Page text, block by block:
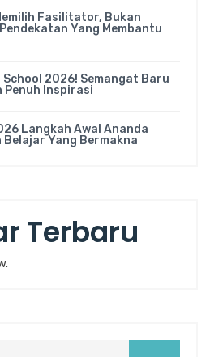
Fasilitator, Bukan
Yang Membantu
School 2026! Semangat Baru
Penuh Inspirasi
Langkah Awal Ananda
Yang Bermakna
Terbaru